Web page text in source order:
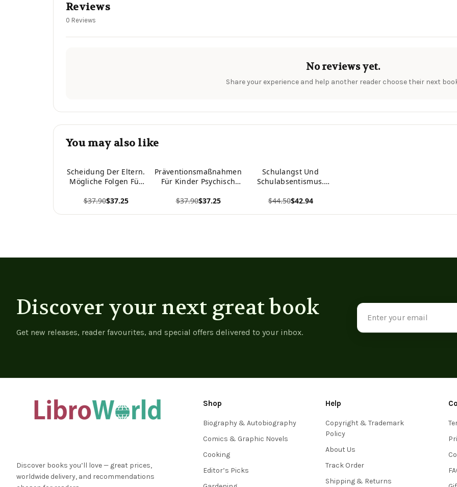
Reviews
0 Reviews
No reviews yet.
Share your experience and help another reader choose their next
You may also like
Scheidung Der Eltern.
Mögliche Folgen Für
Edition)
$37.90$37.25
Präventionsmaßnahmen
Für Kinder Psychisch
(German Edition)
$37.90$37.25
Schulangst Und
Schulabsentismus.
Für Schule, Eltern
$44.50$42.94
Discover your next great book
Get new releases, reader favourites, and special offers delivered to your inbox.
Email
Address
Discover books you’ll love — great prices,
worldwide delivery, and recommendations
Shop
Biography & Autobiography
Comics & Graphic Novels
Cooking
Editor’s Picks
Help
Copyright & Trademark
Policy
About Us
Track Order
Shipping & Returns